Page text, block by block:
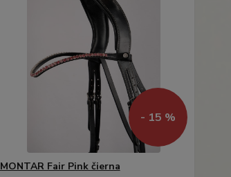
- 15 %
MONTAR Fair Pink čierna